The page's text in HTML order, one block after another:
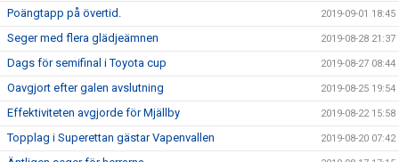
Poängtapp på övertid. 2019-09-01 18:45
Seger med flera glädjeämnen 2019-08-28 21:37
Dags för semifinal i Toyota cup 2019-08-27 08:44
Oavgjort efter galen avslutning 2019-08-25 19:54
Effektiviteten avgjorde för Mjällby 2019-08-22 15:58
Topplag i Superettan gästar Vapenvallen 2019-08-20 07:42